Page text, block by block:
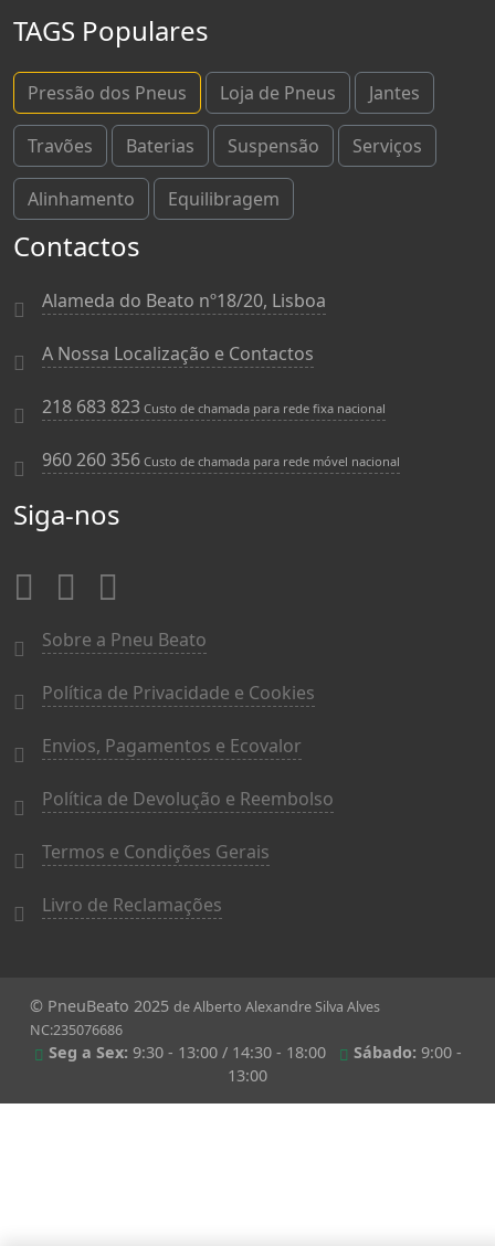
TAGS Populares
Pressão dos Pneus Loja de Pneus Jantes
Travões Baterias Suspensão Serviços
Alinhamento Equilibragem
Contactos
Alameda do Beato nº18/20, Lisboa
A Nossa Localização e Contactos
218 683 823 Custo de chamada para rede fixa nacional
960 260 356 Custo de chamada para rede móvel nacional
Siga-nos
Sobre a Pneu Beato
Política de Privacidade e Cookies
Envios, Pagamentos e Ecovalor
Política de Devolução e Reembolso
Termos e Condições Gerais
Livro de Reclamações
© PneuBeato 2025 de Alberto Alexandre Silva Alves
NC:235076686
Seg a Sex: 9:30 - 13:00 / 14:30 - 18:00 Sábado: 9:00 -
13:00